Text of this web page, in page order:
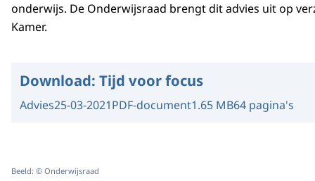
onderwijs. De Onderwijsraad brengt dit advies uit op
Kamer.
Download: Tijd voor focus
Advies25-03-2021PDF-document1.65 MB64 pagina's
Beeld: © Onderwijsraad